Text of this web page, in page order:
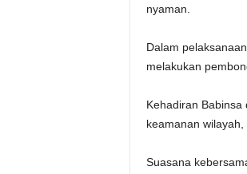
nyaman.
Dalam
melakukan
Kehadiran
keamanan
Suasana